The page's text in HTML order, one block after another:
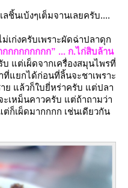
ชิ้นเบ้งๆเต็มจานเลยครับ....
เก่งครับเพราะผัดฉ่าปลาดุก
กกกกกกกกก” ... ก.ไก่สิบล้าน
แต่เผ็ดจากเครื่องสมุนไพรที่
ที่แยกได้ก่อนที่ลิ้นจะชาเพราะ
ย แล้วก็ใบยี่หร่าครับ แต่ปลา
ะเหม็นคาวครับ แต่ถ้าถามว่า
ก็เผ็ดมากกกก เช่นเดียวกัน